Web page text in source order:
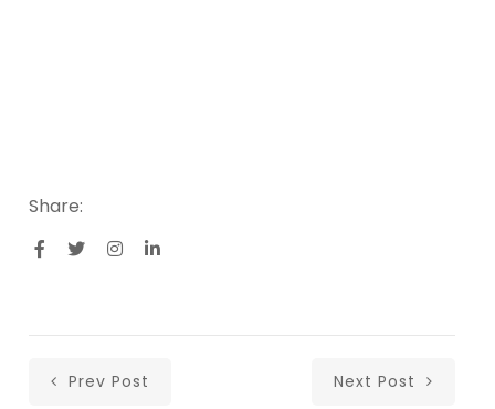
Share:
Prev Post Next Post